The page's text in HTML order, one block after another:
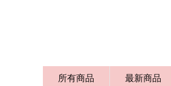
所有商品 最新商品